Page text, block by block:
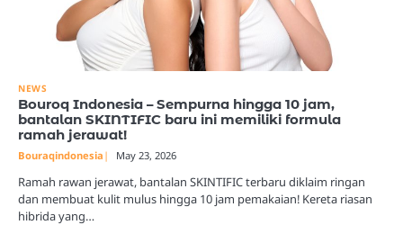
NEWS
Bouroq Indonesia – Sempurna hingga 10 jam,
bantalan SKINTIFIC baru ini memiliki formula
ramah jerawat!
Bouraqindonesia May 23, 2026
Ramah rawan jerawat, bantalan SKINTIFIC terbaru diklaim ringan
dan membuat kulit mulus hingga 10 jam pemakaian! Kereta riasan
hibrida yang…